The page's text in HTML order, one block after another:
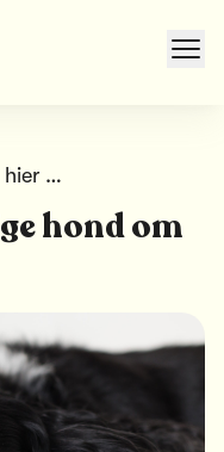
Vind hier een rustige hond om te adopteren!
hond om